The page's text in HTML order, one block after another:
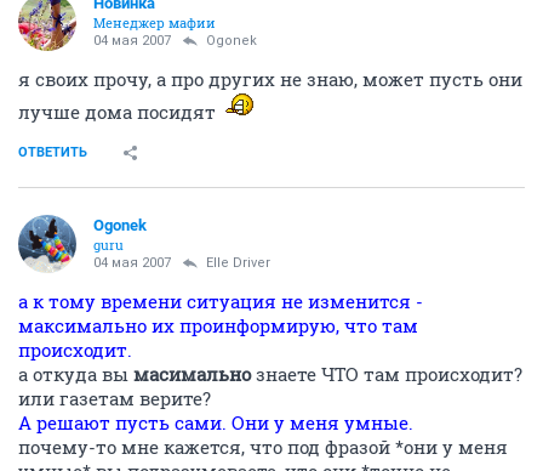
Менеджер мафии
04 мая 2007 Ogonek
я своих прочу, а про других не знаю, может пусть они
лучше дома посидят
ОТВЕТИТЬ
Ogonek
guru
04 мая 2007 Elle Driver
а к тому времени ситуация не изменится -
максимально их проинформирую, что там
происходит.
а откуда вы масимальнознаете ЧТО там происходит?
или газетам верите?
А решают пусть сами. Они у меня умные.
почему-то мне кажется, что под фразой *они у меня